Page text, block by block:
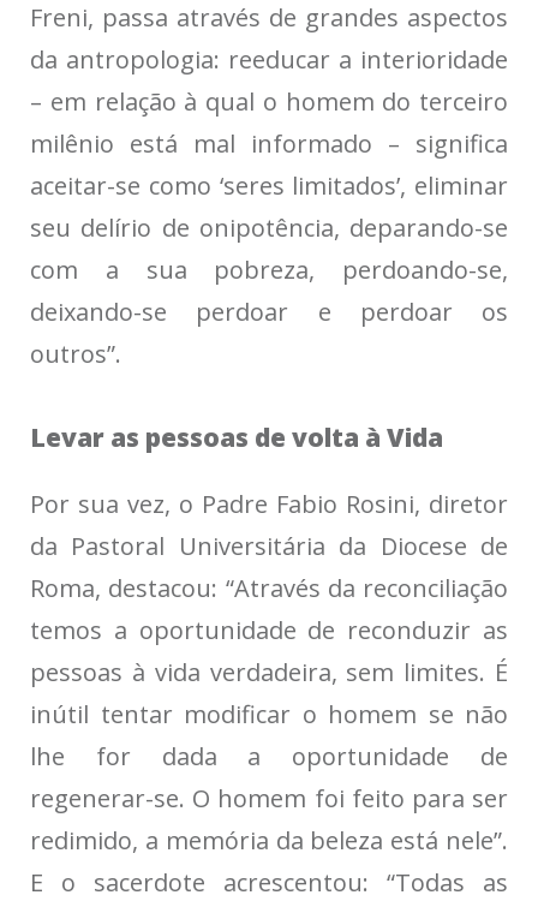
Freni, passa através de grandes aspectos
da antropologia: reeducar a interioridade
– em relação à qual o homem do terceiro
milênio está mal informado – significa
aceitar-se como ‘seres limitados’, eliminar
seu delírio de onipotência, deparando-se
com a sua pobreza, perdoando-se,
deixando-se perdoar e perdoar os
outros”.
Levar as pessoas de volta à Vida
Por sua vez, o Padre Fabio Rosini, diretor
da Pastoral Universitária da Diocese de
Roma, destacou: “Através da reconciliação
temos a oportunidade de reconduzir as
pessoas à vida verdadeira, sem limites. É
inútil tentar modificar o homem se não
lhe for dada a oportunidade de
regenerar-se. O homem foi feito para ser
redimido, a memória da beleza está nele”.
E o sacerdote acrescentou: “Todas as